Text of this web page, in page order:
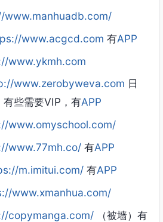
www.manhuadb.com/
www.acgcd.com 有APP
www.ykmh.com
www.zerobyweva.com 日
些需要VIP，有APP
www.omyschool.com/
www.77mh.co/ 有APP
m.imitui.com/ 有APP
www.xmanhua.com/
copymanga.com/ （被墙）有